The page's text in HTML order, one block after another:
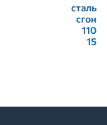
сталь
сгон
110
15